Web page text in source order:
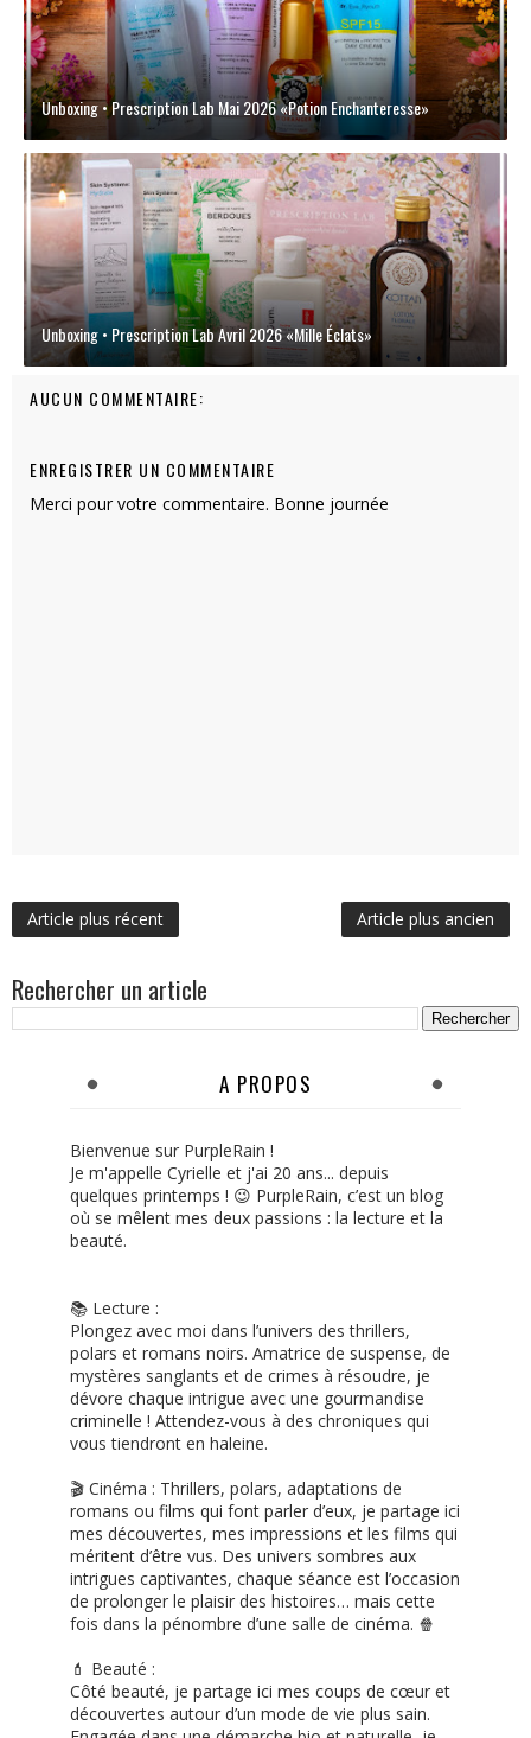
Unboxing • Prescription Lab Mai 2026 «Potion Enchanteresse»
Unboxing • Prescription Lab Avril 2026 «Mille Éclats»
AUCUN COMMENTAIRE:
ENREGISTRER UN COMMENTAIRE
Merci pour votre commentaire. Bonne journée
Article plus récent Article plus ancien
Rechercher un article
A PROPOS
Bienvenue sur PurpleRain !
Je m'appelle Cyrielle et j'ai 20 ans... depuis
quelques printemps ! 😉 PurpleRain, c’est un blog
où se mêlent mes deux passions : la lecture et la
beauté.
📚 Lecture :
Plongez avec moi dans l’univers des thrillers,
polars et romans noirs. Amatrice de suspense, de
mystères sanglants et de crimes à résoudre, je
dévore chaque intrigue avec une gourmandise
criminelle ! Attendez-vous à des chroniques qui
vous tiendront en haleine.
🎬 Cinéma : Thrillers, polars, adaptations de
romans ou films qui font parler d’eux, je partage ici
mes découvertes, mes impressions et les films qui
méritent d’être vus. Des univers sombres aux
intrigues captivantes, chaque séance est l’occasion
de prolonger le plaisir des histoires… mais cette
fois dans la pénombre d’une salle de cinéma. 🍿
💄 Beauté :
Côté beauté, je partage ici mes coups de cœur et
découvertes autour d’un mode de vie plus sain.